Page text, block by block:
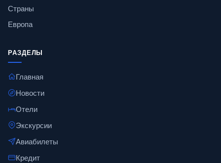
Страны
Европа
РАЗДЕЛЫ
Главная
Новости
Отели
Экскурсии
Авиабилеты
Кредит